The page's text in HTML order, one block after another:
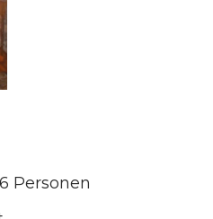
Personen